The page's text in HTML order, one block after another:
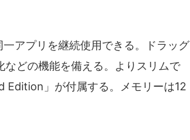
アプリを継続使用できる。ドラッグ
どの機能を備える。よりスリムで
Edition」が付属する。メモリーは12